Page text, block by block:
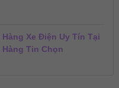
Xe Điện Uy Tín Tại
Tin Chọn